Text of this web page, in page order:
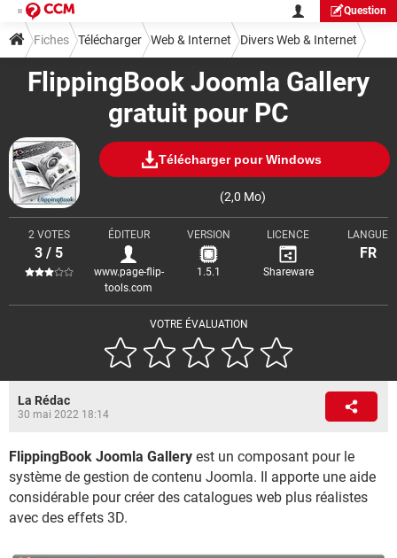
Question
FlippingBook Joomla Gallery
gratuit pour PC
Télécharger pour Windows
(2,0 Mo)
VOTRE ÉVALUATION
2 VOTES
3 / 5
ÉDITEUR
www.page-flip-
tools.com
VERSION
1.5.1
LICENCE
Shareware
LANGUE
FR
Fiches Télécharger Web & Internet Divers Web & Internet
La Rédac
30 mai 2022 18:14
FlippingBook Joomla Gallery est un composant pour le
système de gestion de contenu Joomla. Il apporte une aide
considérable pour créer des catalogues web plus réalistes
avec des effets 3D.